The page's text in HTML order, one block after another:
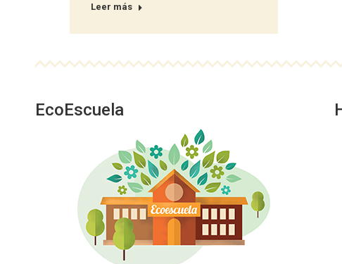
Leer más
EcoEscuela